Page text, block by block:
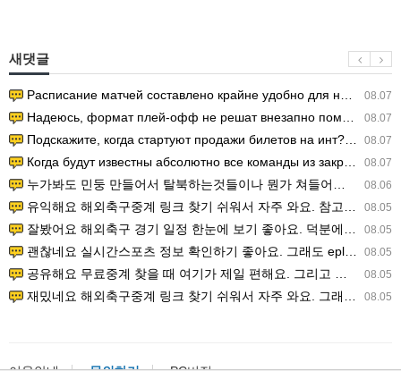
새댓글
08.07
Расписание матчей составлено крайне удобно для нашего часово…
08.07
Надеюсь, формат плей-офф не решат внезапно поменять. https:/…
08.07
Подскажите, когда стартуют продажи билетов на инт? https://g…
08.07
Когда будут известны абсолютно все команды из закрытых квали…
08.06
누가봐도 민둥 만들어서 탈북하는것들이나 뭔가 쳐들어오는 낌새를 미리 알아차리기 위함이지 저걸 전쟁준비라고 하…
08.05
유익해요 해외축구중계 링크 찾기 쉬워서 자주 와요. 참고로 무료스포츠중계 정보 확인할 때 출처 꼭 체크해요.…
08.05
잘봤어요 해외축구 경기 일정 한눈에 보기 좋아요. 덕분에 epl중계 볼 때 공식 중계 채널 먼저 찾아봐요. …
08.05
괜찮네요 실시간스포츠 정보 확인하기 좋아요. 그래도 epl중계 볼 때 공식 중계 채널 먼저 찾아봐요. 북마크…
08.05
공유해요 무료중계 찾을 때 여기가 제일 편해요. 그리고 무료스포츠중계 정보 확인할 때 출처 꼭 체크해요. 앞…
08.05
재밌네요 해외축구중계 링크 찾기 쉬워서 자주 와요. 그래서 해외축구중계도 정식 서비스로 봐야 안전해요. 다음…